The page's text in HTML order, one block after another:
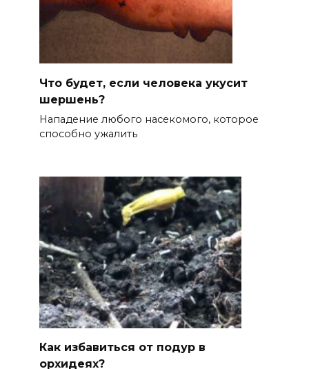
Что будет, если человека укусит
шершень?
Нападение любого насекомого, которое
способно ужалить
Как избавиться от подур в
орхидеях?